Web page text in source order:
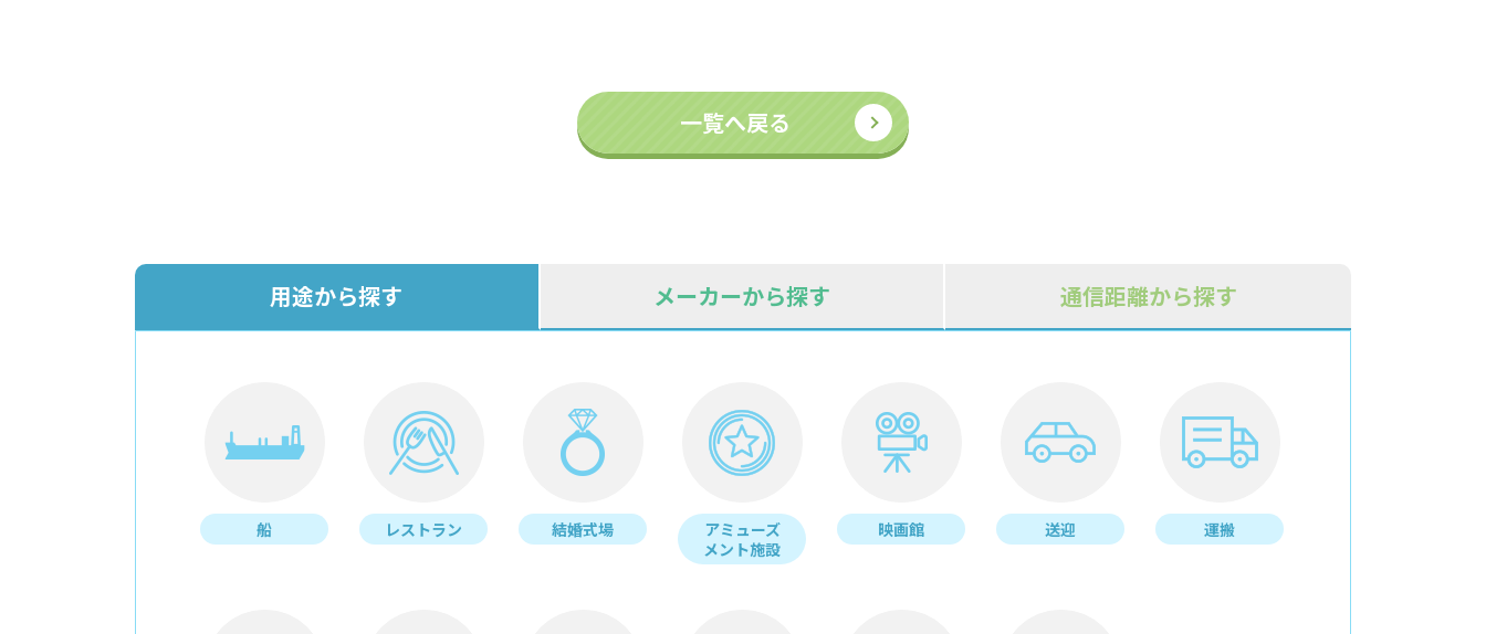
一覧へ戻る
用途から探す メーカーから探す 通信距離から探す
船 レストラン 結婚式場
アミューズ
メント施設
映画館 送迎 運搬